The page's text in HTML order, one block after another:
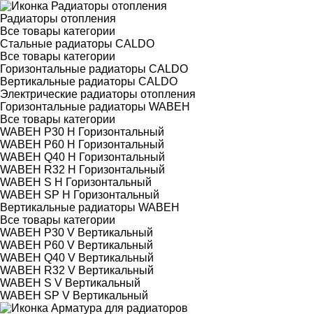
Радиаторы отопления
Все товары категории
Стальные радиаторы CALDO
Все товары категории
Горизонтальные радиаторы CALDO
Вертикальные радиаторы CALDO
Электрические радиаторы отопления
Горизонтальные радиаторы WABEH
Все товары категории
WABEH P30 H Горизонтальный
WABEH P60 H Горизонтальный
WABEH Q40 H Горизонтальный
WABEH R32 H Горизонтальный
WABEH S H Горизонтальный
WABEH SP H Горизонтальный
Вертикальные радиаторы WABEH
Все товары категории
WABEH P30 V Вертикальный
WABEH P60 V Вертикальный
WABEH Q40 V Вертикальный
WABEH R32 V Вертикальный
WABEH S V Вертикальный
WABEH SP V Вертикальный